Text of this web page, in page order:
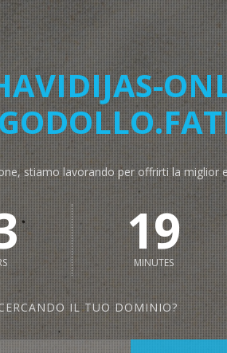
stiamo lavorando per offrirti la miglior
19
MINUTES
IL TUO DOMINIO?